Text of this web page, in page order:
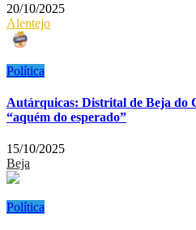
20/10/2025
Alentejo
Política
Autárquicas: Distrital de Beja do
“aquém do esperado”
15/10/2025
Beja
Política